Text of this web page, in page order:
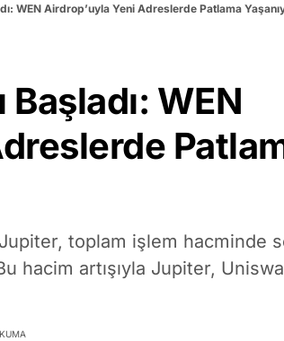
WEN Airdrop’uyla Yeni Adreslerde Patlama
Başladı: WEN
toplam işlem hacminde
hacim artışıyla Jupiter,